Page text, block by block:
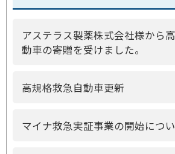
アステラス製薬株式会社様から
動車の寄贈を受けました。
高規格救急自動車更新
マイナ救急実証事業の開始につ